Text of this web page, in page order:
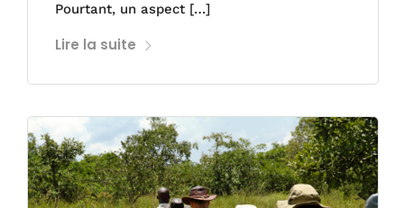
Pourtant, un aspect […]
Lire la suite